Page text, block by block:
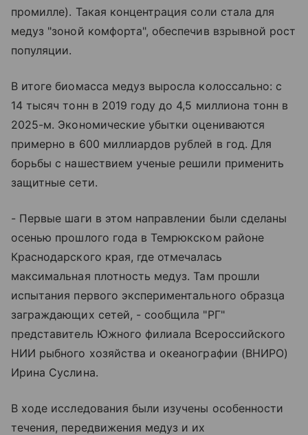
промилле). Такая концентрация соли стала для
медуз "зоной комфорта", обеспечив взрывной рост
популяции.
В итоге биомасса медуз выросла колоссально: с
14 тысяч тонн в 2019 году до 4,5 миллиона тонн в
2025-м. Экономические убытки оцениваются
примерно в 600 миллиардов рублей в год. Для
борьбы с нашествием ученые решили применить
защитные сети.
- Первые шаги в этом направлении были сделаны
осенью прошлого года в Темрюкском районе
Краснодарского края, где отмечалась
максимальная плотность медуз. Там прошли
испытания первого экспериментального образца
заграждающих сетей, - сообщила "РГ"
представитель Южного филиала Всероссийского
НИИ рыбного хозяйства и океанографии (ВНИРО)
Ирина Суслина.
В ходе исследования были изучены особенности
течения, передвижения медуз и их